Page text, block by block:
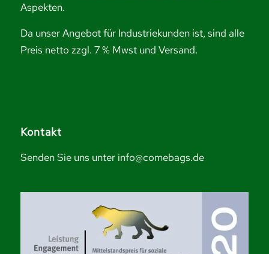
Aspekten.
Da unser Angebot für Industriekunden ist, sind alle
Preis netto zzgl. 7 % Mwst und Versand.
Kontakt
Senden Sie uns unter info@comebags.de